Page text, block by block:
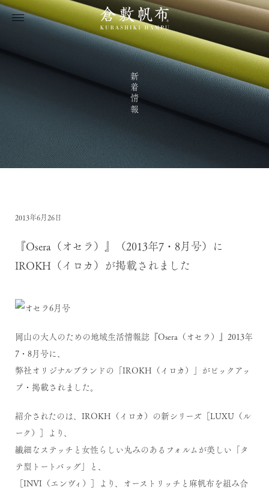
新着情報
2013年6月26日
『Osera（オセラ）』（2013年7・8月号）に
IROKH（イロカ）が掲載されました
岡山の大人のための地域生活情報誌 『Osera（オセラ）』 2013年
7・8月号に、
弊社オリジナルブランドの 「IROKH（イロカ）」 がピックアッ
プ・掲載されました。
紹介されたのは、 IROKH（イロカ） の新シリーズ ［LUXU（ル
ーク）］ より、
繊細なステッチと女性らしい丸みのあるフォルムが美しい「タ
テ型トートバッグ」と、
［INVI（エンヴィ）］ より、オーストリッチと麻帆布を組み合